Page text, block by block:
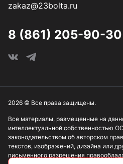
zakaz@23bolta.ru
8 (861) 205-90-30
Все материалы, размещенные на
интеллектуальной собственностью
законодательством об авторском
текстов, изображений, дизайна или
письменного разрешения
2026 © Все права защищены.